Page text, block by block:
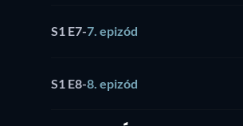
S1 E7-7. epizód
S1 E8-8. epizód